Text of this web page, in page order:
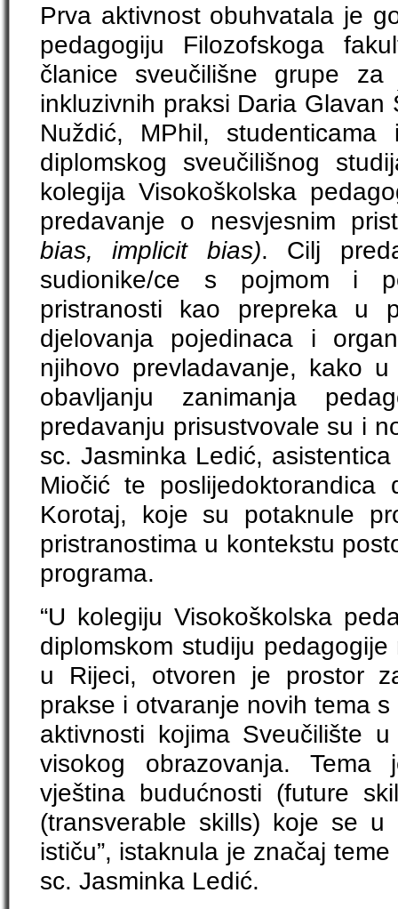
Prva aktivnost obuhvatala je
pedagogiju Filozofskoga
članice sveučilišne grupe za
inkluzivnih praksi Daria Glavan
Nuždić, MPhil,
diplomskog sveučilišnog
kolegija Visokoškolska
predavanje o nesvjesnim
bias, implicit bias). Cilj
sudionike/ce s pojmom i
pristranosti kao prepreka u
djelovanja pojedinaca i
njihovo prevladavanje, kako
obavljanju zanimanja
predavanju prisustvovale su i
sc. Jasminka Ledić,
Miočić te poslijedoktorandica
Korotaj, koje su potaknule
pristranostima u kontekstu
programa.
“U kolegiju Visokoškolska
diplomskom studiju
u Rijeci, otvoren je prostor
prakse i otvaranje novih tema
aktivnosti kojima Sveučilište
visokog obrazovanja. Tema
vještina budućnosti (future
(transverable skills) koje se u
ističu”, istaknula je značaj
sc. Jasminka Ledić.